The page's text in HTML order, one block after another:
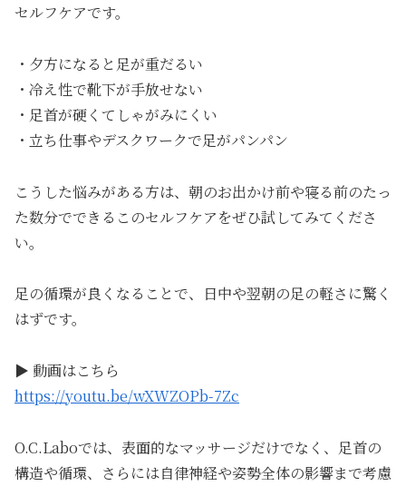
セルフケアです。
・夕方になると足が重だるい
・冷え性で靴下が手放せない
・足首が硬くてしゃがみにくい
・立ち仕事やデスクワークで足がパンパン
こうした悩みがある方は、朝のお出かけ前や寝る前のたっ
た数分でできるこのセルフケアをぜひ試してみてくださ
い。
足の循環が良くなることで、日中や翌朝の足の軽さに驚く
はずです。
▶ 動画はこちら
https://youtu.be/wXWZOPb-7Zc
O.C.Laboでは、表面的なマッサージだけでなく、足首の
構造や循環、さらには自律神経や姿勢全体の影響まで考慮